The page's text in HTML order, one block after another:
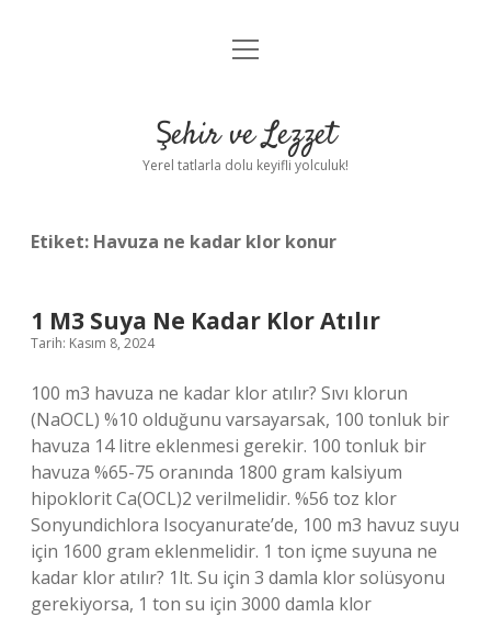
Anasayfa
Yasal Uyarı
menüyü
Şehir ve Lezzet
Yerel tatlarla dolu keyifli yolculuk!
Etiket: Havuza ne kadar klor konur
1 M3 Suya Ne Kadar Klor Atılır
Tarih: Kasım 8, 2024
100 m3 havuza ne kadar klor atılır? Sıvı klorun
(NaOCL) %10 olduğunu varsayarsak, 100 tonluk bir
havuza 14 litre eklenmesi gerekir. 100 tonluk bir
havuza %65-75 oranında 1800 gram kalsiyum
hipoklorit Ca(OCL)2 verilmelidir. %56 toz klor
Sonyundichlora Isocyanurate’de, 100 m3 havuz suyu
için 1600 gram eklenmelidir. 1 ton içme suyuna ne
kadar klor atılır? 1lt. Su için 3 damla klor solüsyonu
gerekiyorsa, 1 ton su için 3000 damla klor